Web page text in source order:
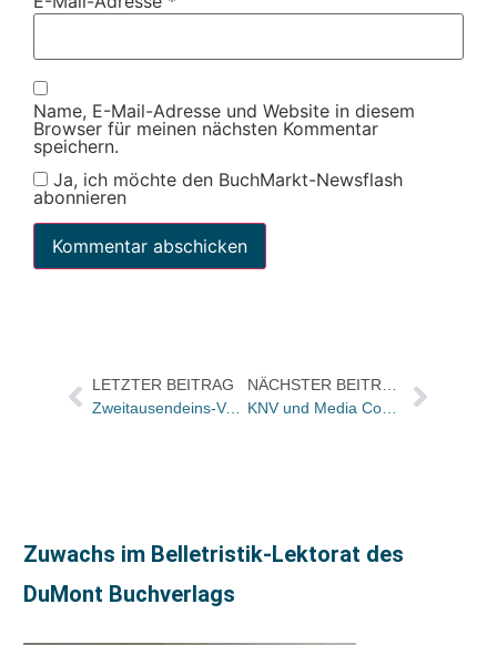
Name, E-Mail-Adresse und Website in diesem
Browser für meinen nächsten Kommentar
speichern.
Ja, ich möchte den BuchMarkt-Newsflash
abonnieren
LETZTER BEITRAG
Zweitausendeins-Verleger Peter Deisinger
Zuwachs im Belletristik-Lektorat des
DuMont Buchverlags